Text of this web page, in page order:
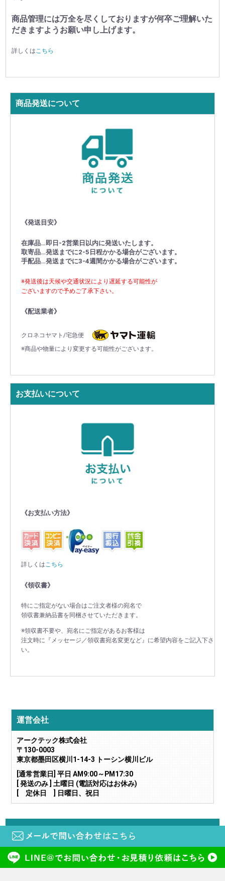
商品管理には万全を尽くしておりますが何卒ご理解いた
だきますようお願い申し上げます。
詳しくはこちら
商品発送について
《発送目安》
在庫品…即日-2営業日以内に発送いたします。
取寄品…発送までに2-5日程かかる場合がございます。
手配品…発送までに3-4週間かかる場合がございます。
※発送後は天候や交通状況により遅延する可能性が
ございますので予めご了承下さい。
《配送業者》
クロネコヤマト/宅急便
※商品や物量により変更する可能性がございます。
お支払いについて
《お支払い方法》
詳しくはこちら
《領収書》
特にご指定がない場合はご注文者様の宛名で
領収書兼納品書を同梱させていただきます。
※領収書不要や、宛名にご指定があるお客様は
注文時に『メッセージ／領収書宛名変更など』に希望内容をご記入下さ
い。
運営会社
アークテック株式会社
〒130-0003
東京都墨田区横川1-14-3 トーシン横川ビル
[通常営業日] 平日 AM9:00～PM17:30
[ 発送のみ ] 土曜日 (電話対応はお休み)
[ 定休日 ] 日曜日、祝日
copyright (c) 鍵と電気錠の通販サイトkeyDEPO. all rights reserved.